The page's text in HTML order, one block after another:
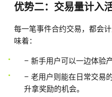
优势二：交易量计入
每一笔事件合约交易，都会
味着：
– 新手用户可以一边体验
– 老用户则能在日常交易
升拿奖励的机会。